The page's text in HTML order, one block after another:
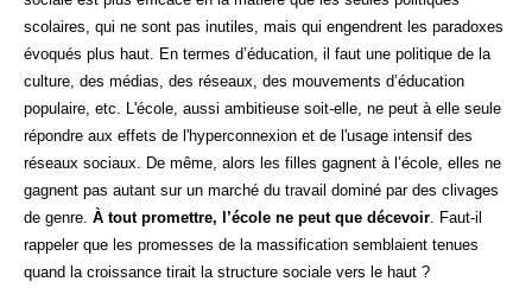
scolaires, qui ne sont pas inutiles, mais qui engendrent les paradoxes
évoqués plus haut. En termes d’éducation, il faut une politique de la
culture, des médias, des réseaux, des mouvements d’éducation
populaire, etc. L'école, aussi ambitieuse soit-elle, ne peut à elle seule
répondre aux effets de l'hyperconnexion et de l'usage intensif des
réseaux sociaux. De même, alors les filles gagnent à l’école, elles ne
gagnent pas autant sur un marché du travail dominé par des clivages
de genre. À tout promettre, l’école ne peut que décevoir . Faut-il
rappeler que les promesses de la massification semblaient tenues
quand la croissance tirait la structure sociale vers le haut ?